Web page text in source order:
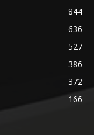
844
636
527
386
372
166